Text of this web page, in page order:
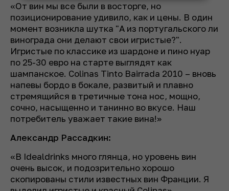
«От вин мы все были в восторге, но
позиционирование удивило, как и цены. В один
момент возникла шутка "А из португальского ли
винограда они делают свои игристые?".
Игристые по классике из шардоне и пино нуар
по 25-30 евро на старте выглядят как
шампанское. Colinas Tinto Bairrada 2010 – вновь
напевы бордо в бокале, развитый и плавно
стремящийся в третичные тона нос, мощно,
сочно, насыщенно и танинно во вкусе. Наш
потребитель уважает такие вина!»
Александр Рассадкин:
«В Idealdrinks много глянца, но уровень вин
очень высок, и подозрительно хорошо
скопированы стили известных вин Франции. Я